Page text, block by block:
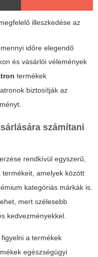
illeszkedése az
időre elegendő
és vásárlói vélemények
termékek
biztosítják az
számítani
rendkívül egyszerű,
amelyek között
kategóriás márkák is.
mert szélesebb
kedvezményekkel.
a termékek
egészségügyi